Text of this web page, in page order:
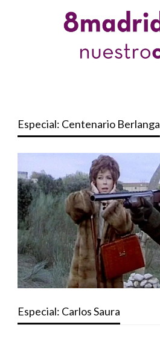
Especial: Centenario Berlanga
Especial: Carlos Saura